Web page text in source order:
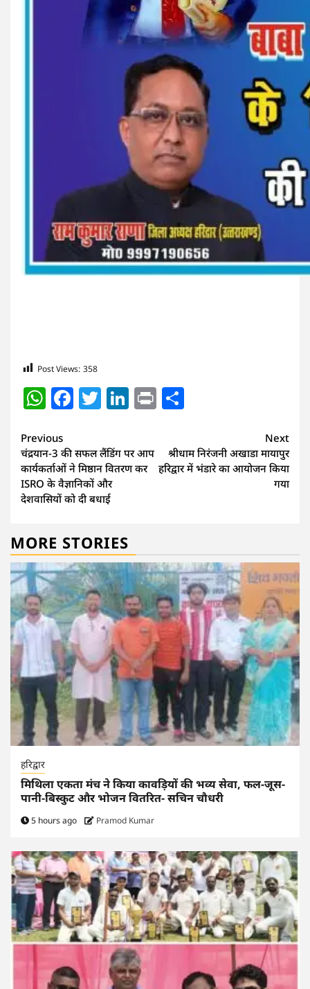
Post Views: 358
WhatsApp
Facebook
Twitter
LinkedIn
Print
Continue
Reading
Previous
चंद्रयान-3 की सफल लैंडिंग पर आप
कार्यकर्ताओं ने मिष्ठान वितरण कर
ISRO के वैज्ञानिकों और
देशवासियों को दी बधाई
Next
श्रीधाम निरंजनी अखाडा मायापुर
हरिद्वार में भंडारे का आयोजन किया
गया
MORE STORIES
हरिद्वार
मिथिला एकता मंच ने किया कावड़ियों की भव्य सेवा, फल-जूस-
पानी-बिस्कुट और भोजन वितरित- सचिन चौधरी
5 hours ago Pramod Kumar